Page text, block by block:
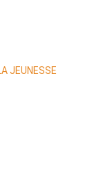
JEUNESSE